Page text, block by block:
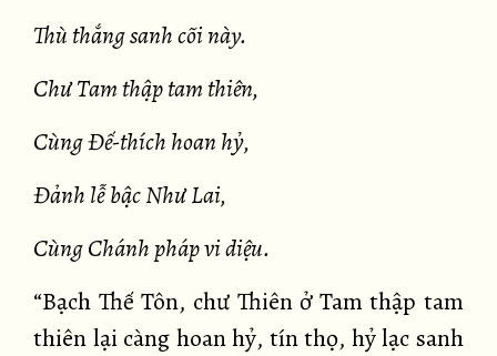
Thù thắng sanh cõi này.
Chư Tam thập tam thiên,
Cùng Đế-thích hoan hỷ,
Đảnh lễ bậc Như Lai,
Cùng Chánh pháp vi diệu.
“Bạch Thế Tôn, chư Thiên ở Tam thập tam
thiên lại càng hoan hỷ, tín thọ, hỷ lạc sanh